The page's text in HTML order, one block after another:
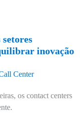
inovação
Center
os contact centers